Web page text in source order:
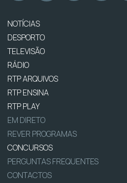
NOTÍCIAS
DESPORTO
TELEVISÃO
RÁDIO
RTP ARQUIVOS
RTP ENSINA
RTP PLAY
EM DIRETO
REVER PROGRAMAS
CONCURSOS
PERGUNTAS FREQUENTES
CONTACTOS